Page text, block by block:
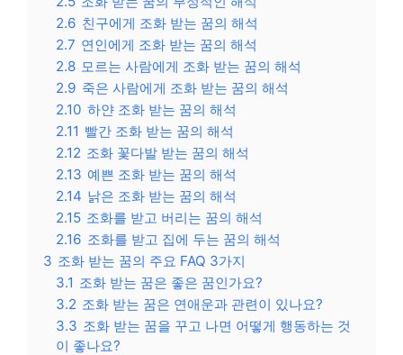
2.6 친구에게 조화 받는 꿈의 해석
2.7 연인에게 조화 받는 꿈의 해석
2.8 모르는 사람에게 조화 받는 꿈의 해석
2.9 죽은 사람에게 조화 받는 꿈의 해석
2.10 하얀 조화 받는 꿈의 해석
2.11 빨간 조화 받는 꿈의 해석
2.12 조화 꽃다발 받는 꿈의 해석
2.13 예쁜 조화 받는 꿈의 해석
2.14 낡은 조화 받는 꿈의 해석
2.15 조화를 받고 버리는 꿈의 해석
2.16 조화를 받고 집에 두는 꿈의 해석
3 조화 받는 꿈의 주요 FAQ 3가지
3.1 조화 받는 꿈은 좋은 꿈인가요?
3.2 조화 받는 꿈은 연애운과 관련이 있나요?
3.3 조화 받는 꿈을 꾸고 나면 어떻게 행동하는 것
이 좋나요?